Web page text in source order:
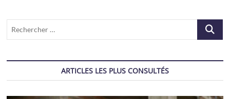
ARTICLES LES PLUS CONSULTÉS